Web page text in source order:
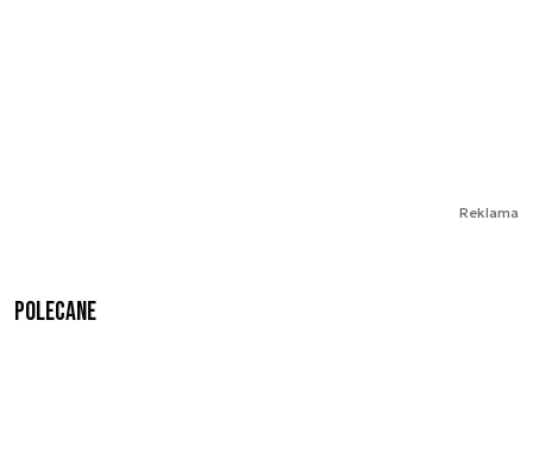
Reklama
Polecane